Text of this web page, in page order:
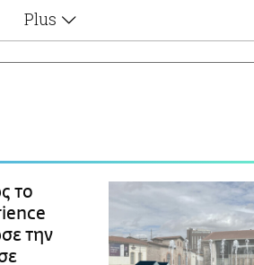
Plus
Οι Αθηναίοι
Απώλειες
Lgbtqi+
το
την